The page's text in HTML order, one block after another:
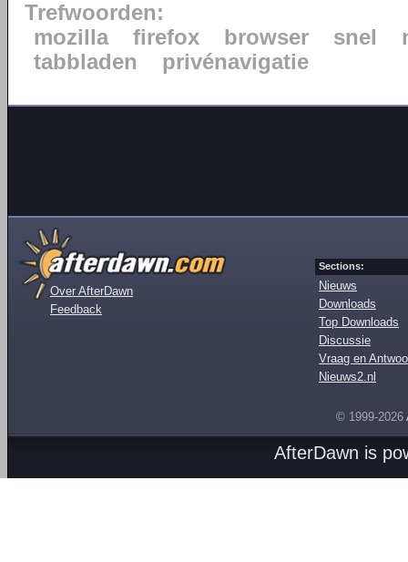
Trefwoorden:
mozilla
firefox browser snel
tabbladen
privénavigatie
Over AfterDawn
Feedback
Sections:
Nieuws
Downloads
Top Downloads
Discussie
Vraag en
Nieuws2.nl
© 1999-2026
AfterDawn is